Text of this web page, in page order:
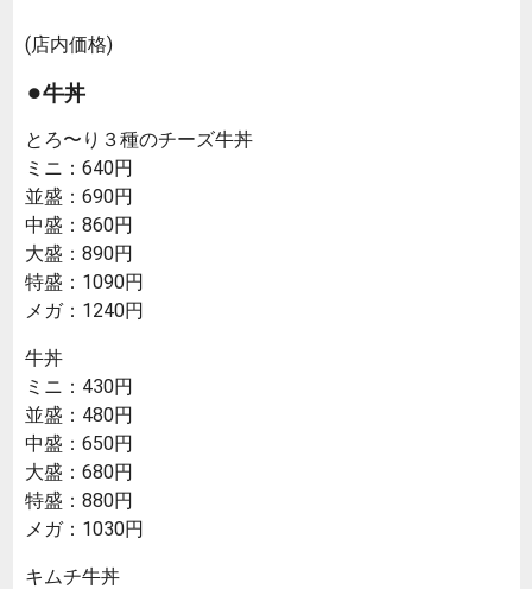
(店内価格)
⚫︎牛丼
とろ〜り３種のチーズ牛丼
ミニ：640円
並盛：690円
中盛：860円
大盛：890円
特盛：1090円
メガ：1240円
牛丼
ミニ：430円
並盛：480円
中盛：650円
大盛：680円
特盛：880円
メガ：1030円
キムチ牛丼